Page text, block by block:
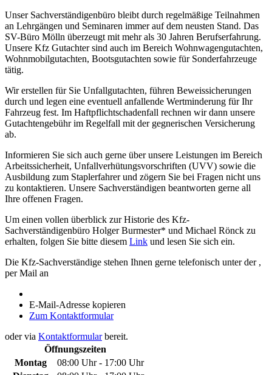
Unser Sachverständigenbüro bleibt durch regelmäßige Teilnahmen
an Lehrgängen und Seminaren immer auf dem neusten Stand. Das
SV-Büro Mölln überzeugt mit mehr als 30 Jahren Berufserfahrung.
Unsere Kfz Gutachter sind auch im Bereich Wohnwagengutachten,
Wohnmobilgutachten, Bootsgutachten sowie für Sonderfahrzeuge
tätig.
Wir erstellen für Sie Unfallgutachten, führen Beweissicherungen
durch und legen eine eventuell anfallende Wertminderung für Ihr
Fahrzeug fest. Im Haftpflichtschadenfall rechnen wir dann unsere
Gutachtengebühr im Regelfall mit der gegnerischen Versicherung
ab.
Informieren Sie sich auch gerne über unsere Leistungen im Bereich
Arbeitssicherheit, Unfallverhütungsvorschriften (UVV) sowie die
Ausbildung zum Staplerfahrer und zögern Sie bei Fragen nicht uns
zu kontaktieren. Unsere Sachverständigen beantworten gerne all
Ihre offenen Fragen.
Um einen vollen überblick zur Historie des Kfz-
Sachverständigenbüro Holger Burmester* und Michael Rönck zu
erhalten, folgen Sie bitte diesem Link und lesen Sie sich ein.
Die Kfz-Sachverständige stehen Ihnen gerne telefonisch unter der ,
per Mail an
E-Mail-Adresse kopieren
Zum Kontaktformular
oder via Kontaktformularbereit.
Öffnungszeiten
Montag
08:00 Uhr - 17:00 Uhr